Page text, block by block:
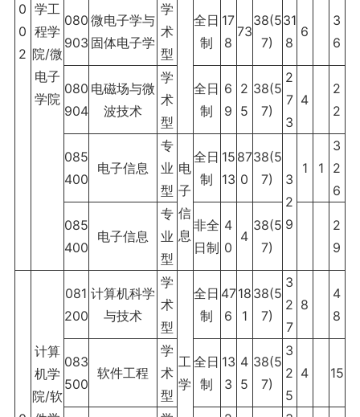
0
0
2
学工
程学
院/微
电子
学院
080
903
微电子学与
固体电子学
学
术
型
全日
制
17
8
73
38(5
7)
31
8
6
3
6
080
904
电磁场与微
波技术
学
术
型
全日
制
6
9
2
5
38(5
7)
2
7
3
4
2
2
085
400
电子信息
专
业
型
电
子
信
息
全日
制
15
13
87
0
38(5
7)
3
2
9
1 1
3
2
6
085
400
电子信息
专
业
型
非全
日制
4
0
4
38(5
7)
2
9
计算
机学
院/软
081
200
计算机科学
与技术
学
术
型
工
学
全日
制
47
6
18
1
38(5
7)
3
2
7
8
4
8
083
500
软件工程
学
术
型
全日
制
13
3
4
5
38(5
7)
3
2
5
4 15